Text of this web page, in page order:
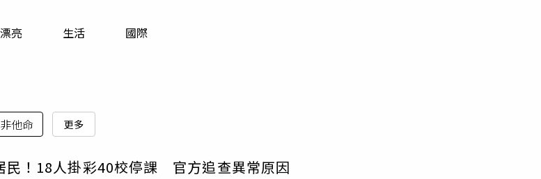
運勢
漂亮 生活 國際
他命 更多
民！18人掛彩40校停課 官方追查異常原因